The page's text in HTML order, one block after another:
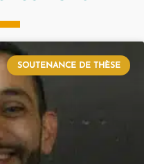
SOUTENANCE DE THÈSE